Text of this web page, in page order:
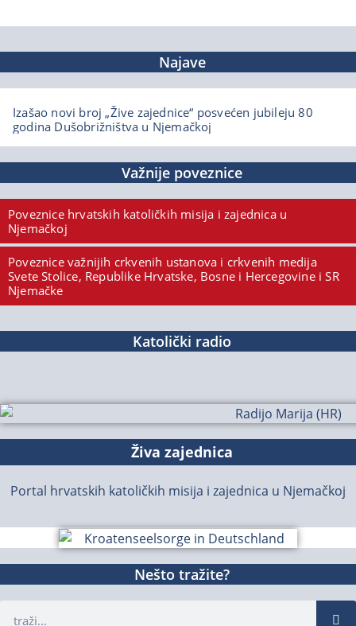
Najave
Izašao novi broj „Žive zajednice“ posvećen jubileju 80
godina Dušobrižništva u Njemačkoj
Važnije poveznice
Poveznice hrvatskih katoličkih misija i zajednica u
Njemačkoj
Poveznice važnijih crkvenih ustanova i crkvenih medija
Svete Stolice, Republike Hrvatske, Bosne i Hercegovine i SR
Njemačke
Katolički radio
Živa zajednica
Portal hrvatskih katoličkih misija i zajednica u Njemačkoj
Nešto tražite?